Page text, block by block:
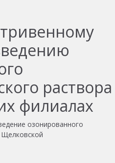
раствора
филиалах